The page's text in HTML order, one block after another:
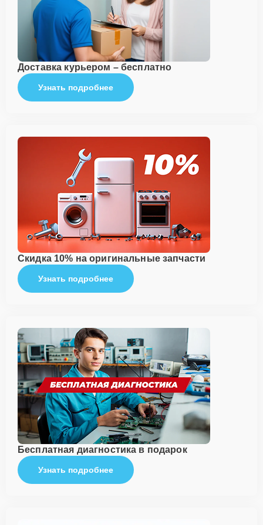
Доставка курьером – бесплатно
Узнать подробнее
Скидка 10% на оригинальные запчасти
Узнать подробнее
Бесплатная диагностика в подарок
Узнать подробнее